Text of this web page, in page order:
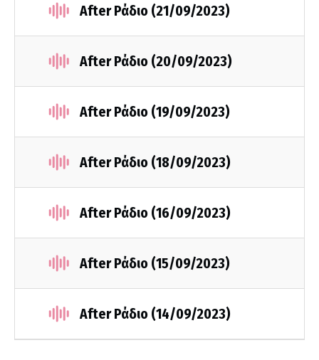
After Ράδιο (21/09/2023)
After Ράδιο (20/09/2023)
After Ράδιο (19/09/2023)
After Ράδιο (18/09/2023)
After Ράδιο (16/09/2023)
After Ράδιο (15/09/2023)
After Ράδιο (14/09/2023)